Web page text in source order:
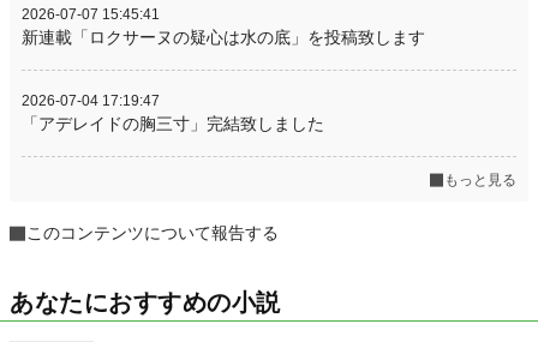
2026-07-07 15:45:41
新連載「ロクサーヌの疑心は水の底」を投稿致します
2026-07-04 17:19:47
「アデレイドの胸三寸」完結致しました
もっと見る
このコンテンツについて報告する
あなたにおすすめの小説